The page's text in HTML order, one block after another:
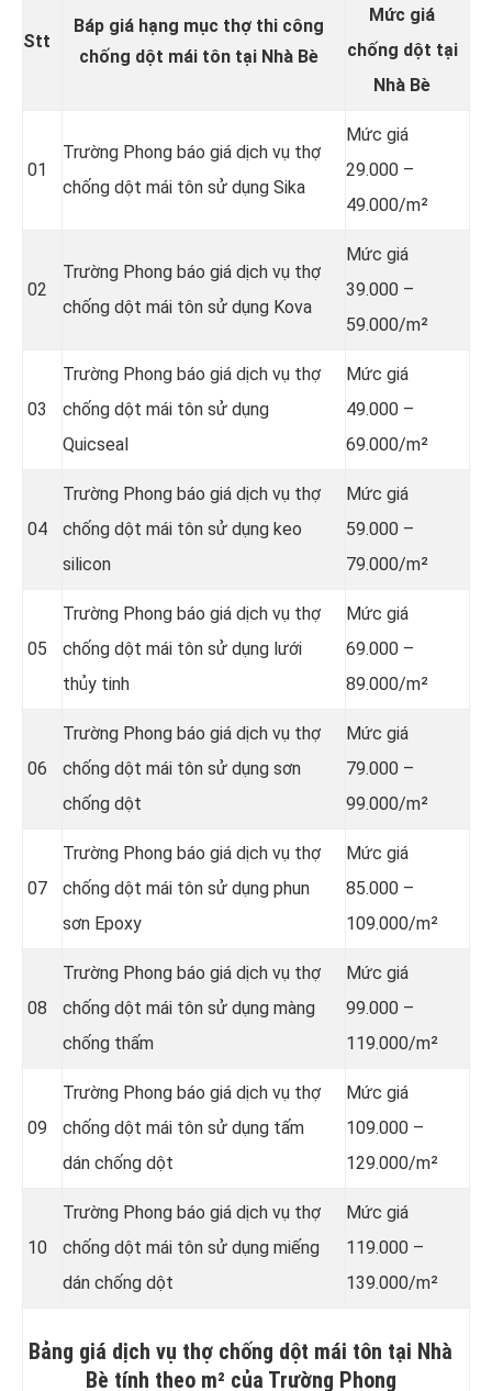
Stt
Báp giá hạng mục thợ thi công
chống dột mái tôn tại Nhà Bè
Mức giá
chống dột tại
Nhà Bè
01
Trường Phong báo giá dịch vụ thợ
chống dột mái tôn sử dụng Sika
Mức giá
29.000 –
49.000/m²
02
Trường Phong báo giá dịch vụ thợ
chống dột mái tôn sử dụng Kova
Mức giá
39.000 –
59.000/m²
03
Trường Phong báo giá dịch vụ thợ
chống dột mái tôn sử dụng
Quicseal
Mức giá
49.000 –
69.000/m²
04
Trường Phong báo giá dịch vụ thợ
chống dột mái tôn sử dụng keo
silicon
Mức giá
59.000 –
79.000/m²
05
Trường Phong báo giá dịch vụ thợ
chống dột mái tôn sử dụng lưới
thủy tinh
Mức giá
69.000 –
89.000/m²
06
Trường Phong báo giá dịch vụ thợ
chống dột mái tôn sử dụng sơn
chống dột
Mức giá
79.000 –
99.000/m²
07
Trường Phong báo giá dịch vụ thợ
chống dột mái tôn sử dụng phun
sơn Epoxy
Mức giá
85.000 –
109.000/m²
08
Trường Phong báo giá dịch vụ thợ
chống dột mái tôn sử dụng màng
chống thấm
Mức giá
99.000 –
119.000/m²
09
Trường Phong báo giá dịch vụ thợ
chống dột mái tôn sử dụng tấm
dán chống dột
Mức giá
109.000 –
129.000/m²
10
Trường Phong báo giá dịch vụ thợ
chống dột mái tôn sử dụng miếng
dán chống dột
Mức giá
119.000 –
139.000/m²
Bảng giá dịch vụ thợ chống dột mái tôn tại Nhà
Bè tính theo m² của Trường Phong